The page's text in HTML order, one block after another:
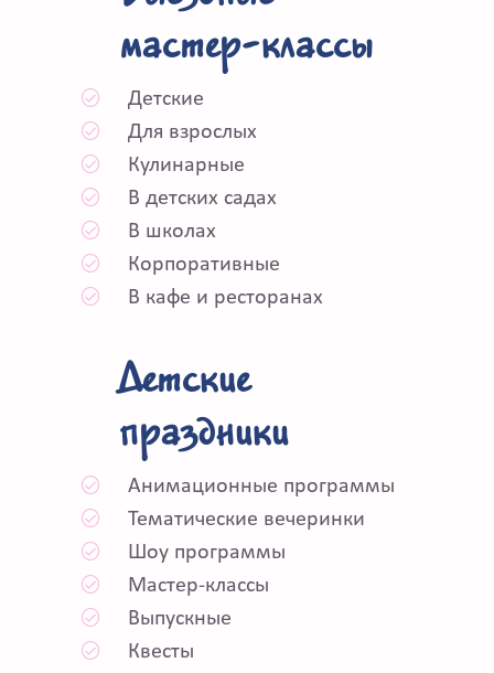
Детские
праздники
Анимационные программы
Тематические вечеринки
Шоу программы
Мастер-классы
Выпускные
Квесты
мастер-классы
Детские
Для взрослых
Кулинарные
В детских садах
В школах
Корпоративные
В кафе и ресторанах